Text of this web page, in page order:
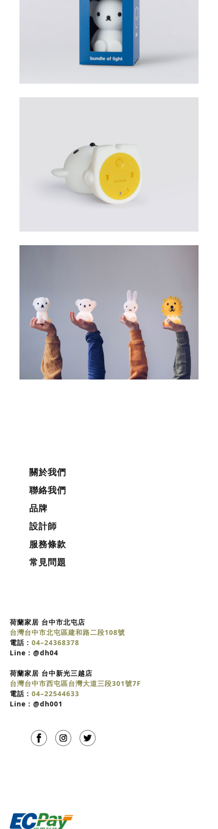
關於我們
聯絡我們
品牌
設計師
服務條款
常見問題
荷蘭家居 台中市北屯店
台灣台中市北屯區建和路二段108號
電話 : 04–24368378
Line : @dh04
荷蘭家居 台中新光三越店
台灣台中市西屯區台灣大道三段301號7F
電話 : 04–22544633
Line : @dh001